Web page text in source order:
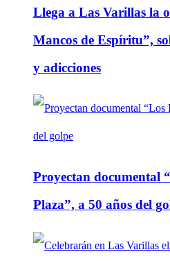
Llega a Las Varillas la
Mancos de Espíritu”,
y adicciones
Proyectan documental
Plaza”, a 50 años del